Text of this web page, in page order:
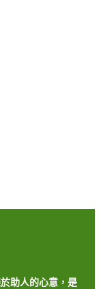
助人的心意，是